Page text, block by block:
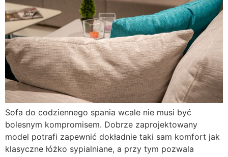
Sofa do codziennego spania wcale nie musi być
bolesnym kompromisem. Dobrze zaprojektowany
model potrafi zapewnić dokładnie taki sam komfort jak
klasyczne łóżko sypialniane, a przy tym pozwala